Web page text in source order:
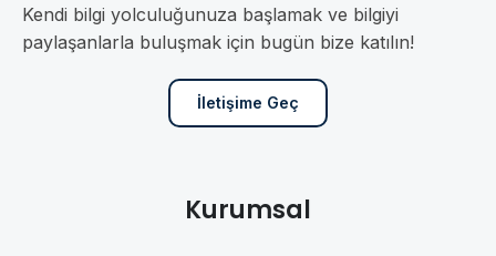
Kendi bilgi yolculuğunuza başlamak ve bilgiyi
paylaşanlarla buluşmak için bugün bize katılın!
İletişime Geç
Kurumsal